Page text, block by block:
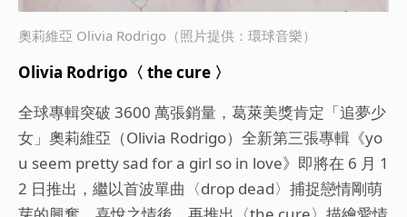
o 全
新第
三張
專輯
發行
前再
奧莉維亞 Olivia Rodrigo（照片提供：環球音樂）
Olivia Rodrigo〈 the cure 〉
全球專輯突破 3600 萬張銷量，葛萊美獎肯定「追夢少
女」奧莉維亞（Olivia Rodrigo）全新第三張專輯《yo
u seem pretty sad for a girl so in love》即將在 6 月 1
2 日推出，繼以首波單曲〈drop dead〉捕捉戀情剛萌